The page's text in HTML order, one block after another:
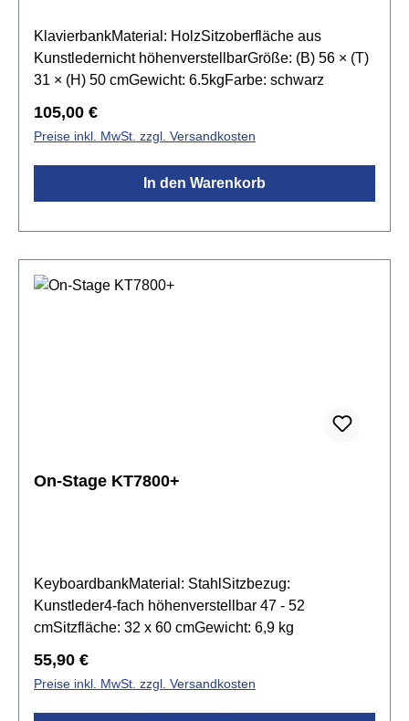
KlavierbankMaterial: HolzSitzoberfläche aus
Kunstledernicht höhenverstellbarGröße: (B) 56 × (T)
31 × (H) 50 cmGewicht: 6.5kgFarbe: schwarz
Regulärer Preis:
105,00 €
Preise inkl. MwSt. zzgl. Versandkosten
In den Warenkorb
On-Stage KT7800+
KeyboardbankMaterial: StahlSitzbezug:
Kunstleder4-fach höhenverstellbar 47 - 52
cmSitzfläche: 32 x 60 cmGewicht: 6,9 kg
Regulärer Preis:
55,90 €
Preise inkl. MwSt. zzgl. Versandkosten